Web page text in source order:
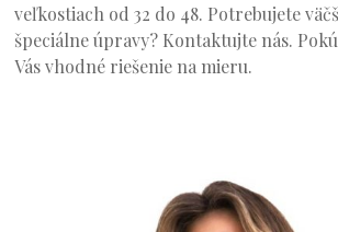
veľkostiach od 32 do 48. Potrebujete
špeciálne úpravy? Kontaktujte nás.
Vás vhodné riešenie na mieru.